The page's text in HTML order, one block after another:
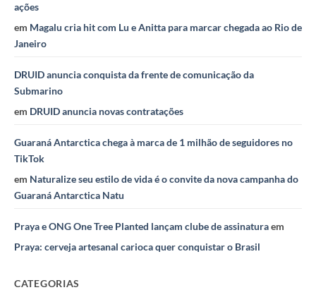
ações
em Magalu cria hit com Lu e Anitta para marcar chegada ao Rio de
Janeiro
DRUID anuncia conquista da frente de comunicação da
Submarino
em DRUID anuncia novas contratações
Guaraná Antarctica chega à marca de 1 milhão de seguidores no
TikTok
em Naturalize seu estilo de vida é o convite da nova campanha do
Guaraná Antarctica Natu
Praya e ONG One Tree Planted lançam clube de assinaturaem
Praya: cerveja artesanal carioca quer conquistar o Brasil
CATEGORIAS